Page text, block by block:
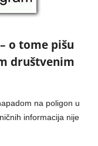
o tome pišu
društvenim
na poligon u
informacija nije